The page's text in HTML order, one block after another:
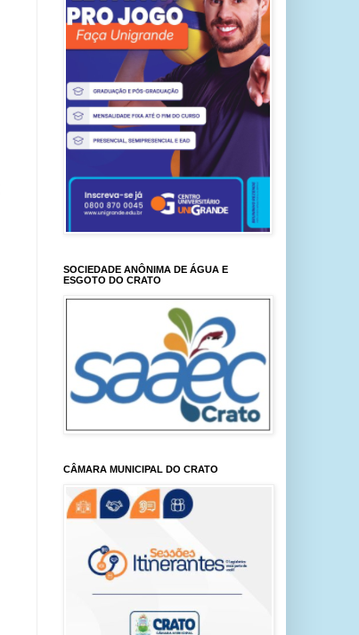
SOCIEDADE ANÔNIMA DE ÁGUA E
ESGOTO DO CRATO
CÂMARA MUNICIPAL DO CRATO